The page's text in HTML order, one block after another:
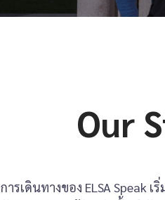
Our
การเดินทางของ ELSA Speak